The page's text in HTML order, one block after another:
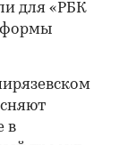
для «РБК
в